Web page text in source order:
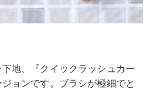
地、『クイックラッシュカー
ョンです。ブラシが極細でと